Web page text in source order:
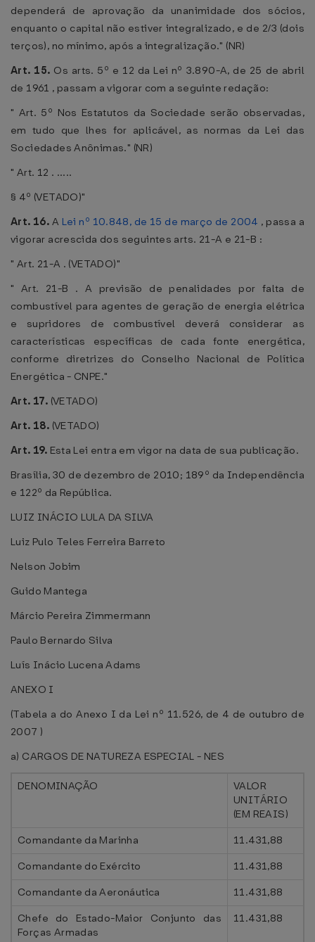
dependerá de aprovação da unanimidade dos sócios,
enquanto o capital não estiver integralizado, e de 2/3 (dois
terços), no mínimo, após a integralização." (NR)
Art. 15. Os arts. 5º e 12 da Lei nº 3.890-A, de 25 de abril
de 1961 , passam a vigorar com a seguinte redação:
" Art. 5º Nos Estatutos da Sociedade serão observadas,
em tudo que lhes for aplicável, as normas da Lei das
Sociedades Anônimas." (NR)
" Art. 12 . .....
§ 4º (VETADO)"
Art. 16. A Lei nº 10.848, de 15 de março de 2004 , passa a
vigorar acrescida dos seguintes arts. 21-A e 21-B :
" Art. 21-A . (VETADO)"
" Art. 21-B . A previsão de penalidades por falta de
combustível para agentes de geração de energia elétrica
e supridores de combustível deverá considerar as
características específicas de cada fonte energética,
conforme diretrizes do Conselho Nacional de Política
Energética - CNPE."
Art. 17. (VETADO)
Art. 18. (VETADO)
Art. 19. Esta Lei entra em vigor na data de sua publicação.
Brasília, 30 de dezembro de 2010; 189º da Independência
e 122º da República.
LUIZ INÁCIO LULA DA SILVA
Luiz Pulo Teles Ferreira Barreto
Nelson Jobim
Guido Mantega
Márcio Pereira Zimmermann
Paulo Bernardo Silva
Luís Inácio Lucena Adams
ANEXO I
(Tabela a do Anexo I da Lei nº 11.526, de 4 de outubro de
2007 )
a) CARGOS DE NATUREZA ESPECIAL - NES
DENOMINAÇÃO
VALOR
UNITÁRIO
(EM REAIS)
Comandante da Marinha
11.431,88
Comandante do Exército
11.431,88
Comandante da Aeronáutica
11.431,88
Chefe do Estado-Maior Conjunto das
Forças Armadas
11.431,88